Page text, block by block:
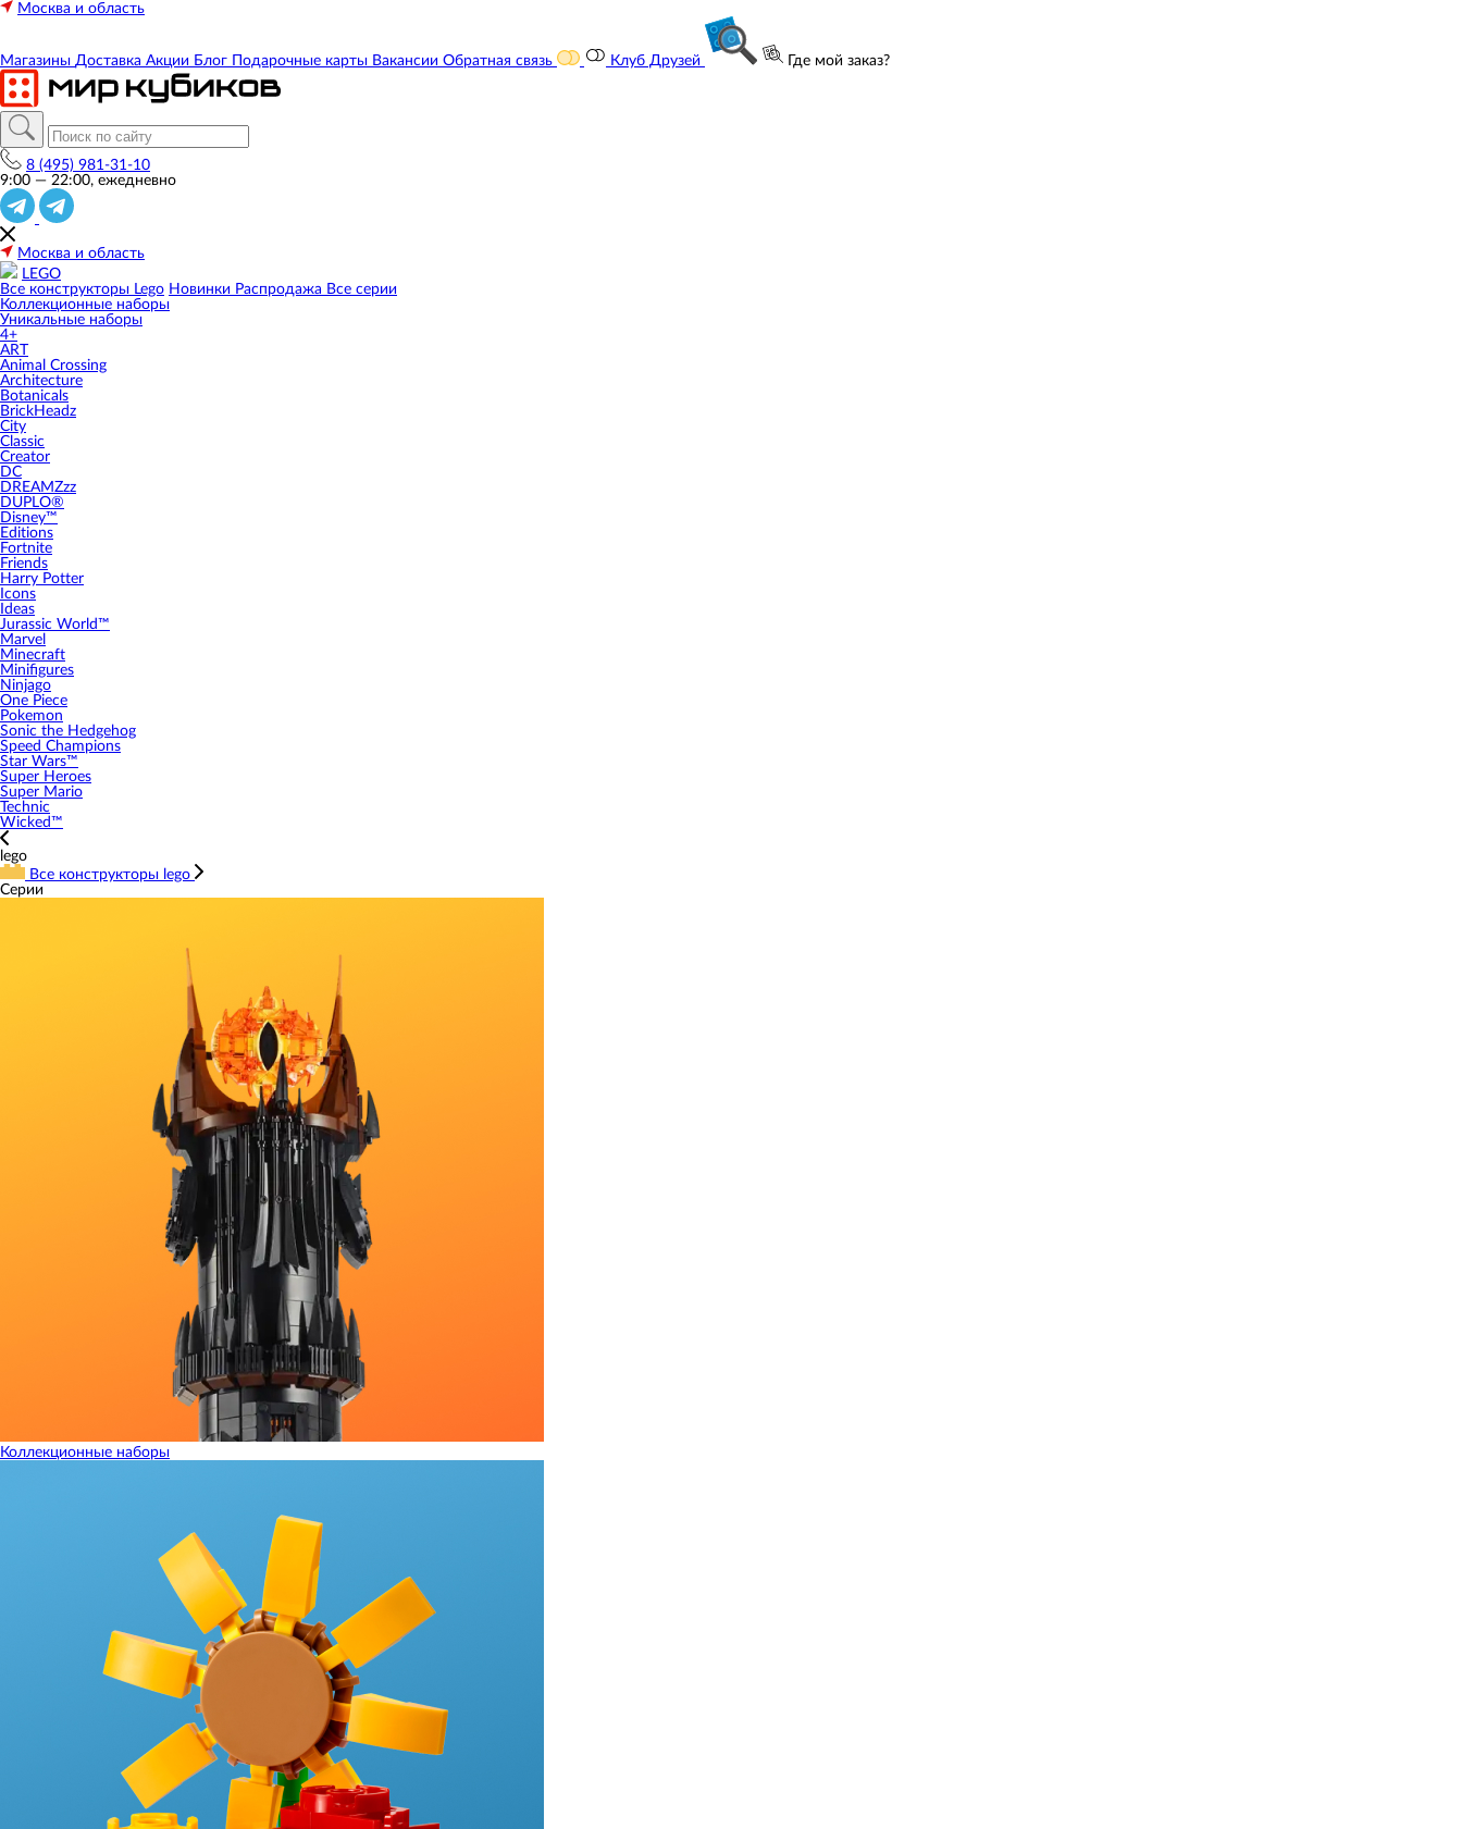
Москва и область
Магазины Доставка Акции Блог Подарочные карты Вакансии Обратная связь Клуб Друзей Где мой заказ?
8 (495) 981-31-10
9:00 — 22:00, ежедневно
Москва и область
LEGO
Все конструкторы Lego Новинки Распродажа Все серии
Коллекционные наборы
Уникальные наборы
4+
ART
Animal Crossing
Architecture
Botanicals
BrickHeadz
City
Classic
Creator
DC
DREAMZzz
DUPLO®
Disney™
Editions
Fortnite
Friends
Harry Potter
Icons
Ideas
Jurassic World™
Marvel
Minecraft
Minifigures
Ninjago
One Piece
Pokemon
Sonic the Hedgehog
Speed Champions
Star Wars™
Super Heroes
Super Mario
Technic
Wicked™
lego
Все конструкторы lego
Серии
Коллекционные наборы